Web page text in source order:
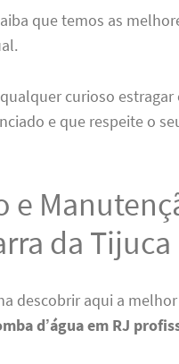
que temos as
curioso
e que respeite o
e
da Tijuca
descobrir aqui a
d’água em RJ